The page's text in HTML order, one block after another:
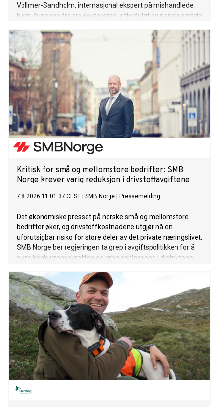
Vollmer-Sandholm, internasjonal ekspert på mishandlede
barn, funnene fra sin doktorgrad, etterfulgt av panelsamtale
helsemyndighetene om hva som må gjøres for å beskytte
de minste barna bedre.
Kritisk for små og mellomstore bedrifter: SMB
Norge krever varig reduksjon i drivstoffavgiftene
7.8.2026 11:01:37 CEST SMB Norge Pressemelding
Det økonomiske presset på norske små og mellomstore
bedrifter øker, og drivstoffkostnadene utgjør nå en
uforutsigbar risiko for store deler av det private næringslivet.
SMB Norge ber regjeringen ta grep i avgiftspolitikken for å
sikre konkurransekraften og arbeidsplassene i distriktene.